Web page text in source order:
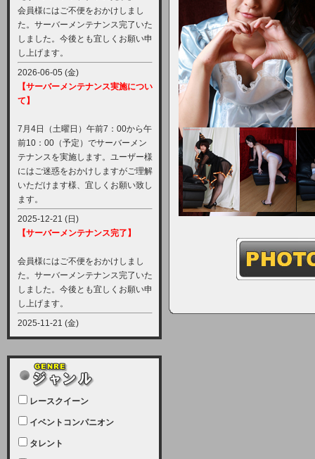
会員様にはご不便をおかけしまし
た。サーバーメンテナンス完了いた
しました。今後とも宜しくお願い申
し上げます。
2026-06-05 (金)
【サーバーメンテナンス実施につい
て】
7月4日（土曜日）午前7：00から午
前10：00（予定）でサーバーメン
テナンスを実施します。ユーザー様
にはご迷惑をおかけしますがご理解
いただけます様、宜しくお願い致し
ます。
2025-12-21 (日)
【サーバーメンテナンス完了】
会員様にはご不便をおかけしまし
た。サーバーメンテナンス完了いた
しました。今後とも宜しくお願い申
し上げます。
2025-11-21 (金)
【サーバーメンテナンス実施につい
12月21日（日曜日）午前9：00か
ら午前11：00（予定）でサーバー
メンテナンスを実施します。ユーザ
ー様にはご迷惑をおかけしますがご
理解いただけます様、宜しくお願い
致します。
レースクイーン
イベントコンパニオン
タレント